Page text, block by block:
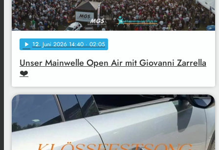
play_arrow 12. Juni 2026 14:40 · 02:05
Unser Mainwelle Open Air mit Giovanni Zarrella
❤️